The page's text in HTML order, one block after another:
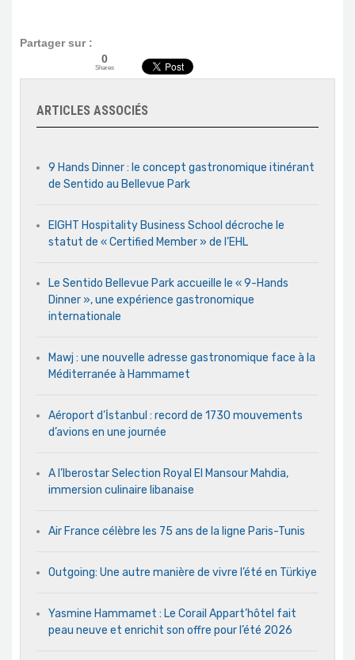
Partager sur :
0
Shares
ARTICLES ASSOCIÉS
9 Hands Dinner : le concept gastronomique itinérant
de Sentido au Bellevue Park
EIGHT Hospitality Business School décroche le
statut de « Certified Member » de l’EHL
Le Sentido Bellevue Park accueille le « 9-Hands
Dinner », une expérience gastronomique
internationale
Mawj : une nouvelle adresse gastronomique face à la
Méditerranée à Hammamet
Aéroport d’İstanbul : record de 1730 mouvements
d’avions en une journée
A l’Iberostar Selection Royal El Mansour Mahdia,
immersion culinaire libanaise
Air France célèbre les 75 ans de la ligne Paris-Tunis
Outgoing: Une autre manière de vivre l’été en Türkiye
Yasmine Hammamet : Le Corail Appart’hôtel fait
peau neuve et enrichit son offre pour l’été 2026